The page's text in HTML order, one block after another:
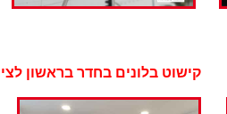
בראשון